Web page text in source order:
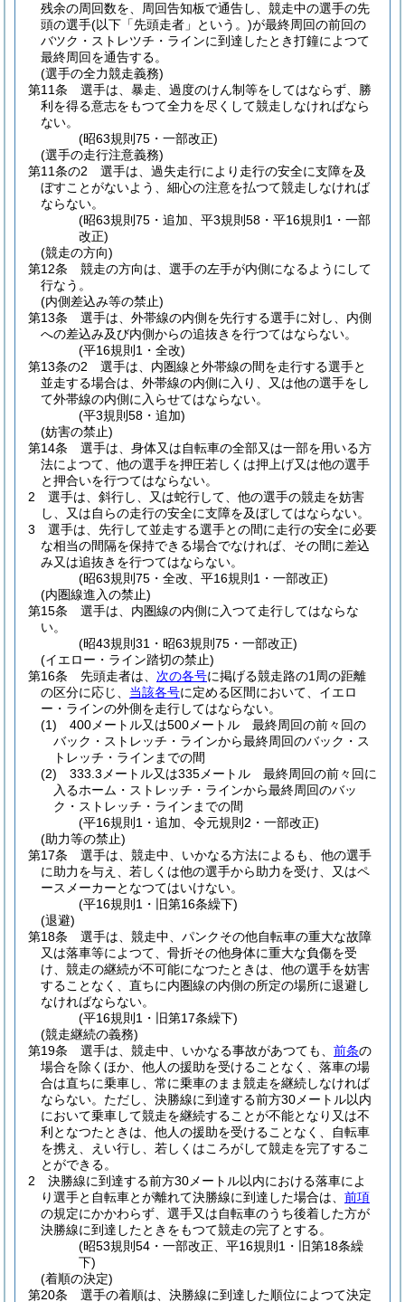
残余の周回数を、周回告知板で通告し、競走中の選手の先
頭の選手(以下「先頭走者」という。)が最終周回の前回の
バツク・ストレツチ・ラインに到達したとき打鐘によつて
最終周回を通告する。
(選手の全力競走義務)
第11条
選手は、暴走、過度のけん制等をしてはならず、勝
利を得る意志をもつて全力を尽くして競走しなければなら
ない。
(昭63規則75・一部改正)
(選手の走行注意義務)
第11条の2
選手は、過失走行により走行の安全に支障を及
ぼすことがないよう、細心の注意を払つて競走しなければ
ならない。
(昭63規則75・追加、平3規則58・平16規則1・一部
改正)
(競走の方向)
第12条
競走の方向は、選手の左手が内側になるようにして
行なう。
(内側差込み等の禁止)
第13条
選手は、外帯線の内側を先行する選手に対し、内側
への差込み及び内側からの追抜きを行つてはならない。
(平16規則1・全改)
第13条の2
選手は、内圏線と外帯線の間を走行する選手と
並走する場合は、外帯線の内側に入り、又は他の選手をし
て外帯線の内側に入らせてはならない。
(平3規則58・追加)
(妨害の禁止)
第14条
選手は、身体又は自転車の全部又は一部を用いる方
法によつて、他の選手を押圧若しくは押上げ又は他の選手
と押合いを行つてはならない。
2
選手は、斜行し、又は蛇行して、他の選手の競走を妨害
し、又は自らの走行の安全に支障を及ぼしてはならない。
3
選手は、先行して並走する選手との間に走行の安全に必要
な相当の間隔を保持できる場合でなければ、その間に差込
み又は追抜きを行つてはならない。
(昭63規則75・全改、平16規則1・一部改正)
(内圏線進入の禁止)
第15条
選手は、内圏線の内側に入つて走行してはならな
い。
(昭43規則31・昭63規則75・一部改正)
(イエロー・ライン踏切の禁止)
第16条
先頭走者は、 次の各号に掲げる競走路の1周の距離
の区分に応じ、 当該各号に定める区間において、イエロ
ー・ラインの外側を走行してはならない。
(1)
400メートル又は500メートル 最終周回の前々回の
バック・ストレッチ・ラインから最終周回のバック・ス
トレッチ・ラインまでの間
(2)
333.3メートル又は335メートル 最終周回の前々回に
入るホーム・ストレッチ・ラインから最終周回のバッ
ク・ストレッチ・ラインまでの間
(平16規則1・追加、令元規則2・一部改正)
(助力等の禁止)
第17条
選手は、競走中、いかなる方法によるも、他の選手
に助力を与え、若しくは他の選手から助力を受け、又はペ
ースメーカーとなつてはいけない。
(平16規則1・旧第16条繰下)
(退避)
第18条
選手は、競走中、パンクその他自転車の重大な故障
又は落車等によつて、骨折その他身体に重大な負傷を受
け、競走の継続が不可能になつたときは、他の選手を妨害
することなく、直ちに内圏線の内側の所定の場所に退避し
なければならない。
(平16規則1・旧第17条繰下)
(競走継続の義務)
第19条
選手は、競走中、いかなる事故があつても、 前条の
場合を除くほか、他人の援助を受けることなく、落車の場
合は直ちに乗車し、常に乗車のまま競走を継続しなければ
ならない。 ただし、決勝線に到達する前方30メートル以内
において乗車して競走を継続することが不能となり又は不
利となつたときは、他人の援助を受けることなく、自転車
を携え、えい行し、若しくはころがして競走を完了するこ
とができる。
2
決勝線に到達する前方30メートル以内における落車によ
り選手と自転車とが離れて決勝線に到達した場合は、 前項
の規定にかかわらず、選手又は自転車のうち後着した方が
決勝線に到達したときをもつて競走の完了とする。
(昭53規則54・一部改正、平16規則1・旧第18条繰
下)
(着順の決定)
第20条
選手の着順は、決勝線に到達した順位によつて決定